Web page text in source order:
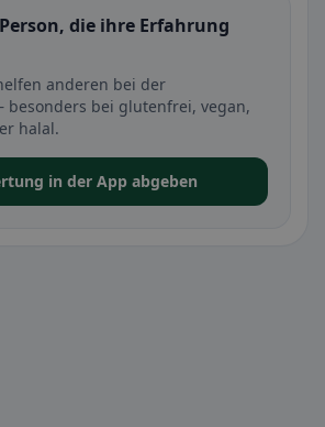
die ihre Erfahrung
anderen bei der
besonders bei glutenfrei, vegan,
halal.
in der App abgeben